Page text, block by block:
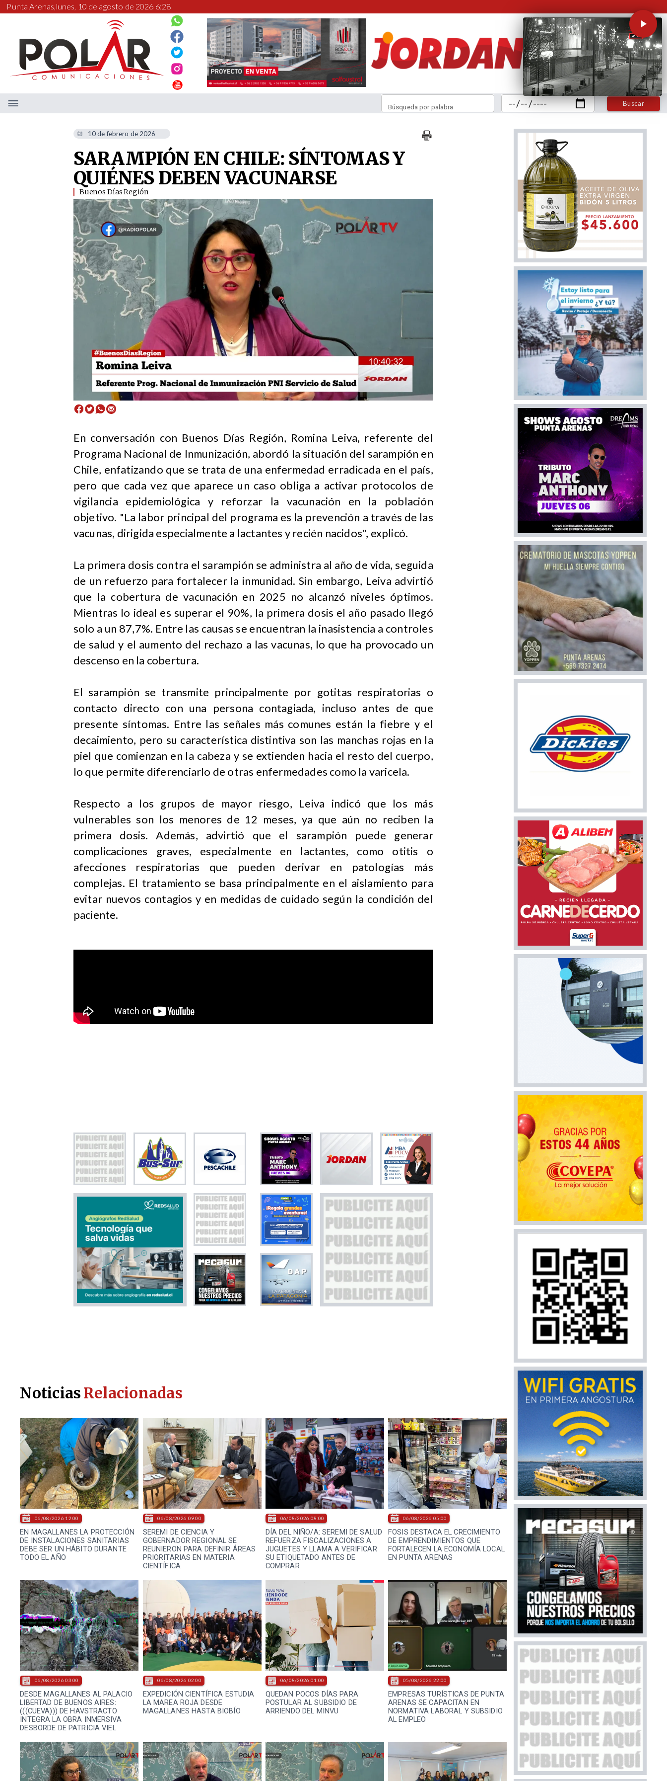
Punta Arenas,lunes, 10 de agosto de 2026 6:29
Buscar
Búsqueda por palabra
10 de febrero de 2026
SARAMPIÓN EN CHILE: SÍNTOMAS Y
QUIÉNES DEBEN VACUNARSE
Buenos Días Región
En conversación con Buenos Días Región, Romina Leiva, referente del
Programa Nacional de Inmunización, abordó la situación del sarampión en
Chile, enfatizando que se trata de una enfermedad erradicada en el país,
pero que cada vez que aparece un caso obliga a activar protocolos de
vigilancia epidemiológica y reforzar la vacunación en la población
objetivo. "La labor principal del programa es la prevención a través de las
vacunas, dirigida especialmente a lactantes y recién nacidos", explicó.
​La primera dosis contra el sarampión se administra al año de vida, seguida
de un refuerzo para fortalecer la inmunidad. Sin embargo, Leiva advirtió
que la cobertura de vacunación en 2025 no alcanzó niveles óptimos.
Mientras lo ideal es superar el 90%, la primera dosis el año pasado llegó
solo a un 87,7%. Entre las causas se encuentran la inasistencia a controles
de salud y el aumento del rechazo a las vacunas, lo que ha provocado un
descenso en la cobertura.
​El sarampión se transmite principalmente por gotitas respiratorias o
contacto directo con una persona contagiada, incluso antes de que
presente síntomas. Entre las señales más comunes están la fiebre y el
decaimiento, pero su característica distintiva son las manchas rojas en la
piel que comienzan en la cabeza y se extienden hacia el resto del cuerpo,
lo que permite diferenciarlo de otras enfermedades como la varicela.
​Respecto a los grupos de mayor riesgo, Leiva indicó que los más
vulnerables son los menores de 12 meses, ya que aún no reciben la
primera dosis. Además, advirtió que el sarampión puede generar
complicaciones graves, especialmente en lactantes, como otitis o
afecciones respiratorias que pueden derivar en patologías más
complejas. El tratamiento se basa principalmente en el aislamiento para
evitar nuevos contagios y en medidas de cuidado según la condición del
paciente.
EN MAGALLANES LA PROTECCIÓN
DE INSTALACIONES SANITARIAS
DEBE SER UN HÁBITO DURANTE
TODO EL AÑO
06/08/2026 12:00
SEREMI DE CIENCIA Y
GOBERNADOR REGIONAL SE
REUNIERON PARA DEFINIR ÁREAS
PRIORITARIAS EN MATERIA
CIENTÍFICA
06/08/2026 09:00
DÍA DEL NIÑO/A: SEREMI DE SALUD
REFUERZA FISCALIZACIONES A
JUGUETES Y LLAMA A VERIFICAR
SU ETIQUETADO ANTES DE
COMPRAR
06/08/2026 08:00
FOSIS DESTACA EL CRECIMIENTO
DE EMPRENDIMIENTOS QUE
FORTALECEN LA ECONOMÍA LOCAL
EN PUNTA ARENAS
06/08/2026 05:00
DESDE MAGALLANES AL PALACIO
LIBERTAD DE BUENOS AIRES:
(((CUEVA))) DE HAVSTRACTO
INTEGRA LA OBRA INMERSIVA
DESBORDE DE PATRICIA VIEL
06/08/2026 03:00
EXPEDICIÓN CIENTÍFICA ESTUDIA
LA MAREA ROJA DESDE
MAGALLANES HASTA BIOBÍO
06/08/2026 02:00
QUEDAN POCOS DÍAS PARA
POSTULAR AL SUBSIDIO DE
ARRIENDO DEL MINVU
06/08/2026 01:00
EMPRESAS TURÍSTICAS DE PUNTA
ARENAS SE CAPACITAN EN
NORMATIVA LABORAL Y SUBSIDIO
AL EMPLEO
05/08/2026 22:00
NoticiasRelacionadas